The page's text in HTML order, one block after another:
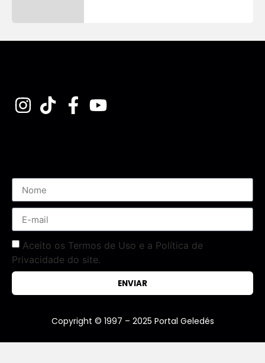
Aceito os Termos de Uso e a Política de
Privacidade do site.
ENVIAR
Copyright © 1997 – 2025 Portal Geledés